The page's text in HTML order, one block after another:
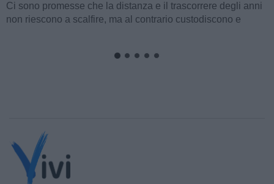
Nella mattinata di ieri, l’aula consiliare del Comune di
Palagiano ha ospitato la presentazione della fase operativa